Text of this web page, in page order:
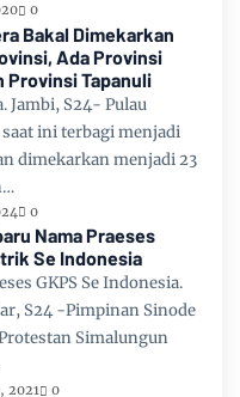
0
Bakal Dimekarkan
Ada Provinsi
Provinsi Tapanuli
Jambi, S24- Pulau
ini terbagi menjadi
dimekarkan menjadi 23
0
Nama Praeses
Se Indonesia
GKPS Se Indonesia.
S24 -Pimpinan Sinode
Simalungun
2021 0